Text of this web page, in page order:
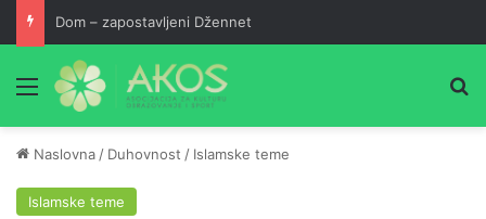
Dom – zapostavljeni Džennet
Meni
Naslovna / Duhovnost / Islamske teme
Islamske teme